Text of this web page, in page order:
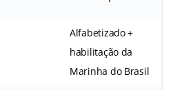
Alfabetizado +
habilitação da
Marinha do Brasil